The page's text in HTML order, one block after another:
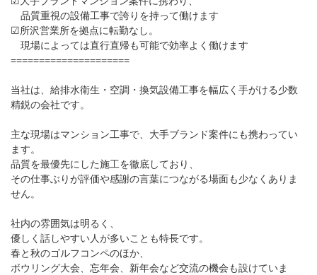
品質重視の設備工事で誇りを持って働けます
☑所沢営業所を拠点に転勤なし。
現場によっては直行直帰も可能で効率よく働けます
=====================
当社は、給排水衛生・空調・換気設備工事を幅広く手がける少数
精鋭の会社です。
主な現場はマンション工事で、大手ブランド案件にも携わってい
ます。
品質を最優先にした施工を徹底しており、
その仕事ぶりが評価や感謝の言葉につながる場面も少なくありま
せん。
社内の雰囲気は明るく、
優しく話しやすい人が多いことも特長です。
春と秋のゴルフコンペのほか、
ボウリング大会、忘年会、新年会など交流の機会も設けていま